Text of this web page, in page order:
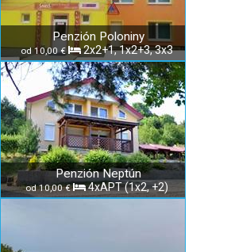
Penzión Poloniny
od 10,00 € 2x2+1, 1x2+3, 3x3
Penzión Neptún
od 10,00 € 4xAPT (1x2, +2)